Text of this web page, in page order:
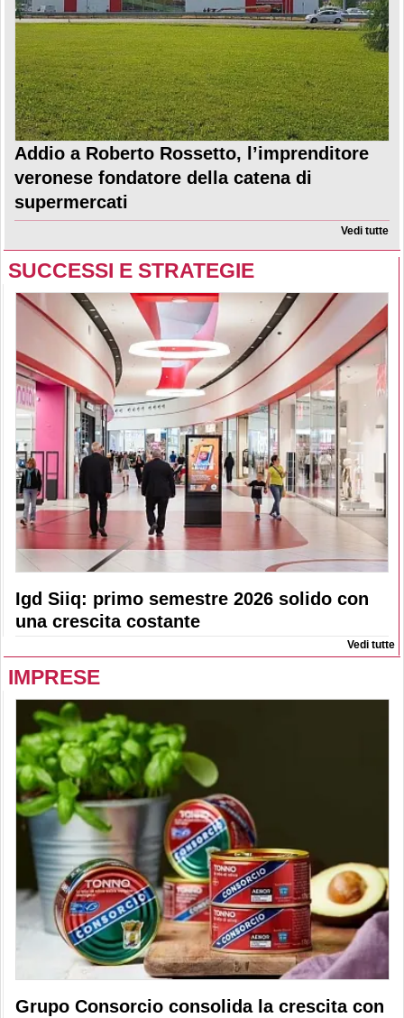
Addio a Roberto Rossetto, l’imprenditore
veronese fondatore della catena di
supermercati
Vedi tutte
SUCCESSI E STRATEGIE
Igd Siiq: primo semestre 2026 solido con
una crescita costante
Vedi tutte
IMPRESE
Grupo Consorcio consolida la crescita con